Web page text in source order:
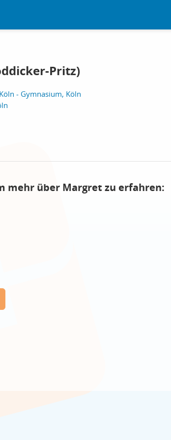
Pritz)
- Gymnasium, Köln
mehr über Margret zu erfahren: